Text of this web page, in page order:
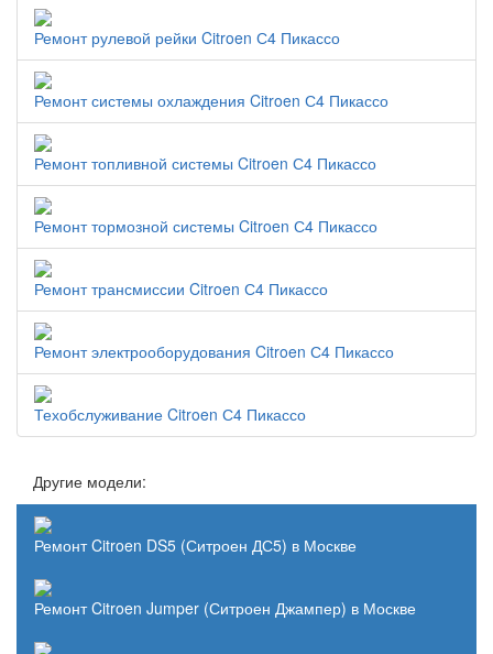
Ремонт рулевой рейки Citroen С4 Пикассо
Ремонт системы охлаждения Citroen С4 Пикассо
Ремонт топливной системы Citroen С4 Пикассо
Ремонт тормозной системы Citroen С4 Пикассо
Ремонт трансмиссии Citroen С4 Пикассо
Ремонт электрооборудования Citroen С4 Пикассо
Техобслуживание Citroen С4 Пикассо
Другие модели:
Ремонт Citroen DS5 (Ситроен ДС5) в Москве
Ремонт Citroen Jumper (Ситроен Джампер) в Москве